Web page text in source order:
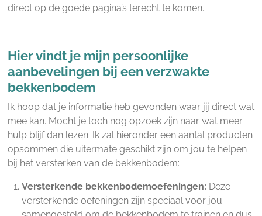
direct op de goede pagina’s terecht te komen.
Hier vindt je mijn persoonlijke
aanbevelingen bij een verzwakte
bekkenbodem
Ik hoop dat je informatie heb gevonden waar jij direct wat
mee kan. Mocht je toch nog opzoek zijn naar wat meer
hulp blijf dan lezen. Ik zal hieronder een aantal producten
opsommen die uitermate geschikt zijn om jou te helpen
bij het versterken van de bekkenbodem:
Versterkende bekkenbodemoefeningen: Deze
versterkende oefeningen zijn speciaal voor jou